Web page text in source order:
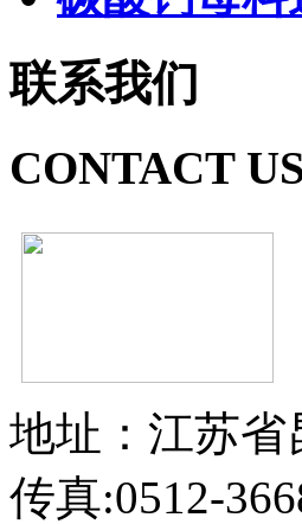
联系我们
CONTACT US
地址：江苏省
传真:0512-